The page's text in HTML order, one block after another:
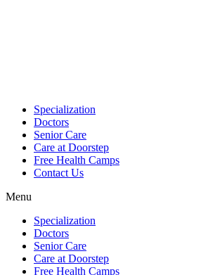
Specialization
Doctors
Senior Care
Care at Doorstep
Free Health Camps
Contact Us
Menu
Specialization
Doctors
Senior Care
Care at Doorstep
Free Health Camps